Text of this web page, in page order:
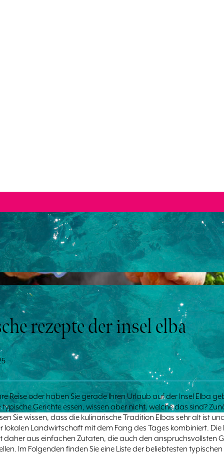
rezepte der insel elba
Reise oder haben Sie gerade Ihren Urlaub auf der Insel Elba
typische Gerichte essen, wissen aber nicht, welche das sind?
Sie wissen, dass die kulinarische Tradition Elbas sehr alt ist
lokalen Landwirtschaft mit dem Fang des Tages kombiniert. Die
daher aus einfachen Zutaten, die auch den anspruchsvollsten
Im Folgenden finden Sie eine Liste der beliebtesten